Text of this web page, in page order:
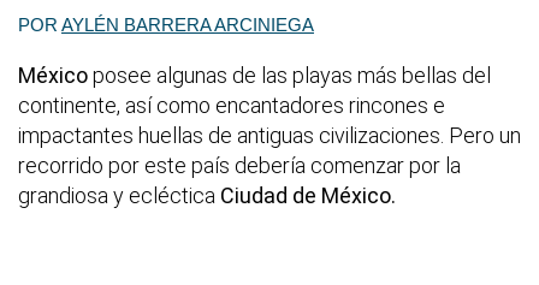
POR AYLÉN BARRERA ARCINIEGA
Méxicoposee algunas de las playas más bellas del
continente, así como encantadores rincones e
impactantes huellas de antiguas civilizaciones. Pero un
recorrido por este país debería comenzar por la
grandiosa y ecléctica Ciudad de México.